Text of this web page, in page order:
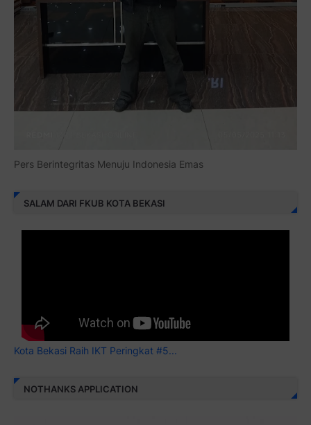
Pers Berintegritas Menuju Indonesia Emas
SALAM DARI FKUB KOTA BEKASI
Kota Bekasi Raih IKT Peringkat #5...
NOTHANKS APPLICATION